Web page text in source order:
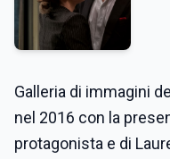
Galleria di immagini
nel 2016 con la
protagonista e di